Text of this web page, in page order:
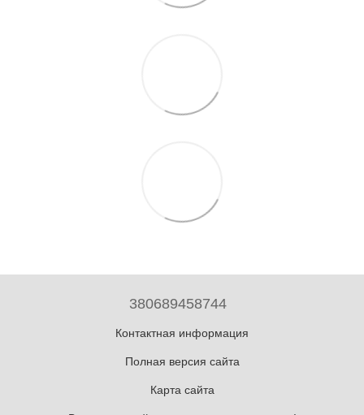
380689458744
Контактная информация
Полная версия сайта
Карта сайта